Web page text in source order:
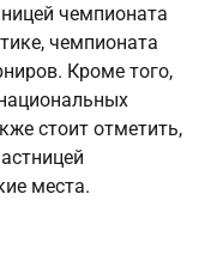
чемпионата
чемпионата
Кроме того,
стоит отметить,
места.